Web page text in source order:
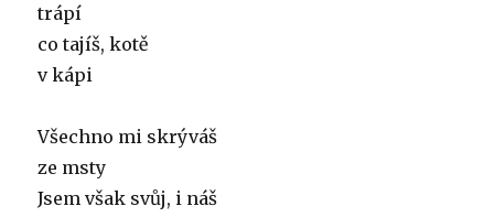
trápí
co tajíš, kotě
v kápi
Všechno mi skrýváš
ze msty
Jsem však svůj, i náš